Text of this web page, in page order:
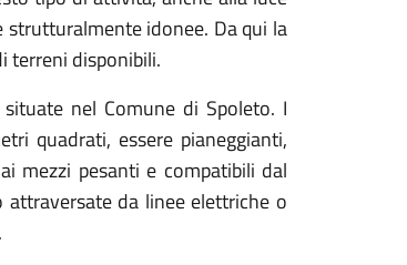
idonee. Da qui la
terreni disponibili.
nel Comune di Spoleto. I
quadrati, essere pianeggianti,
mezzi pesanti e compatibili dal
da linee elettriche o